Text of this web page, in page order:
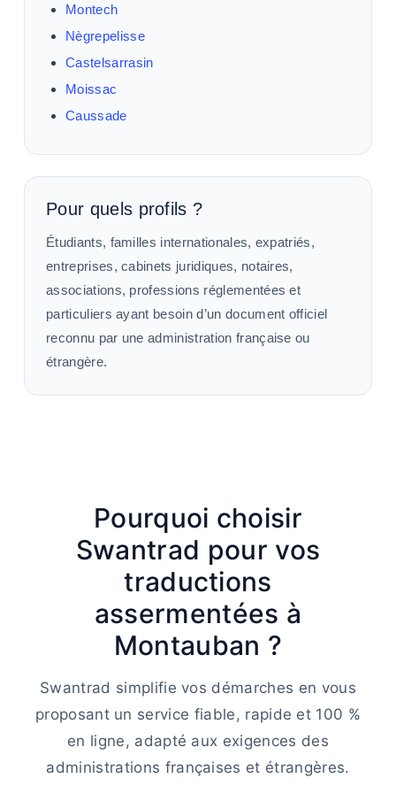
Montech
Nègrepelisse
Castelsarrasin
Moissac
Caussade
Pour quels profils ?
Étudiants, familles internationales, expatriés,
entreprises, cabinets juridiques, notaires,
associations, professions réglementées et
particuliers ayant besoin d’un document officiel
reconnu par une administration française ou
étrangère.
Pourquoi choisir
Swantrad pour vos
traductions
assermentées à
Montauban ?
Swantrad simplifie vos démarches en vous
proposant un service fiable, rapide et 100 %
en ligne, adapté aux exigences des
administrations françaises et étrangères.